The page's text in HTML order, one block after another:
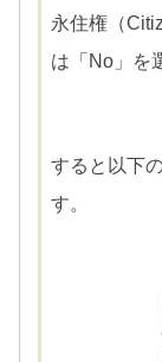
永住権（
は「No」を
すると以下
す。